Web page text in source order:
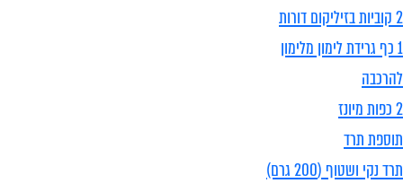
2 קוביות בזיליקום דורות
1 כף גרידת לימון מלימון
להרכבה
2 כפות מיונז
תוספת תרד
תרד נקי ושטוף (200 גרם)